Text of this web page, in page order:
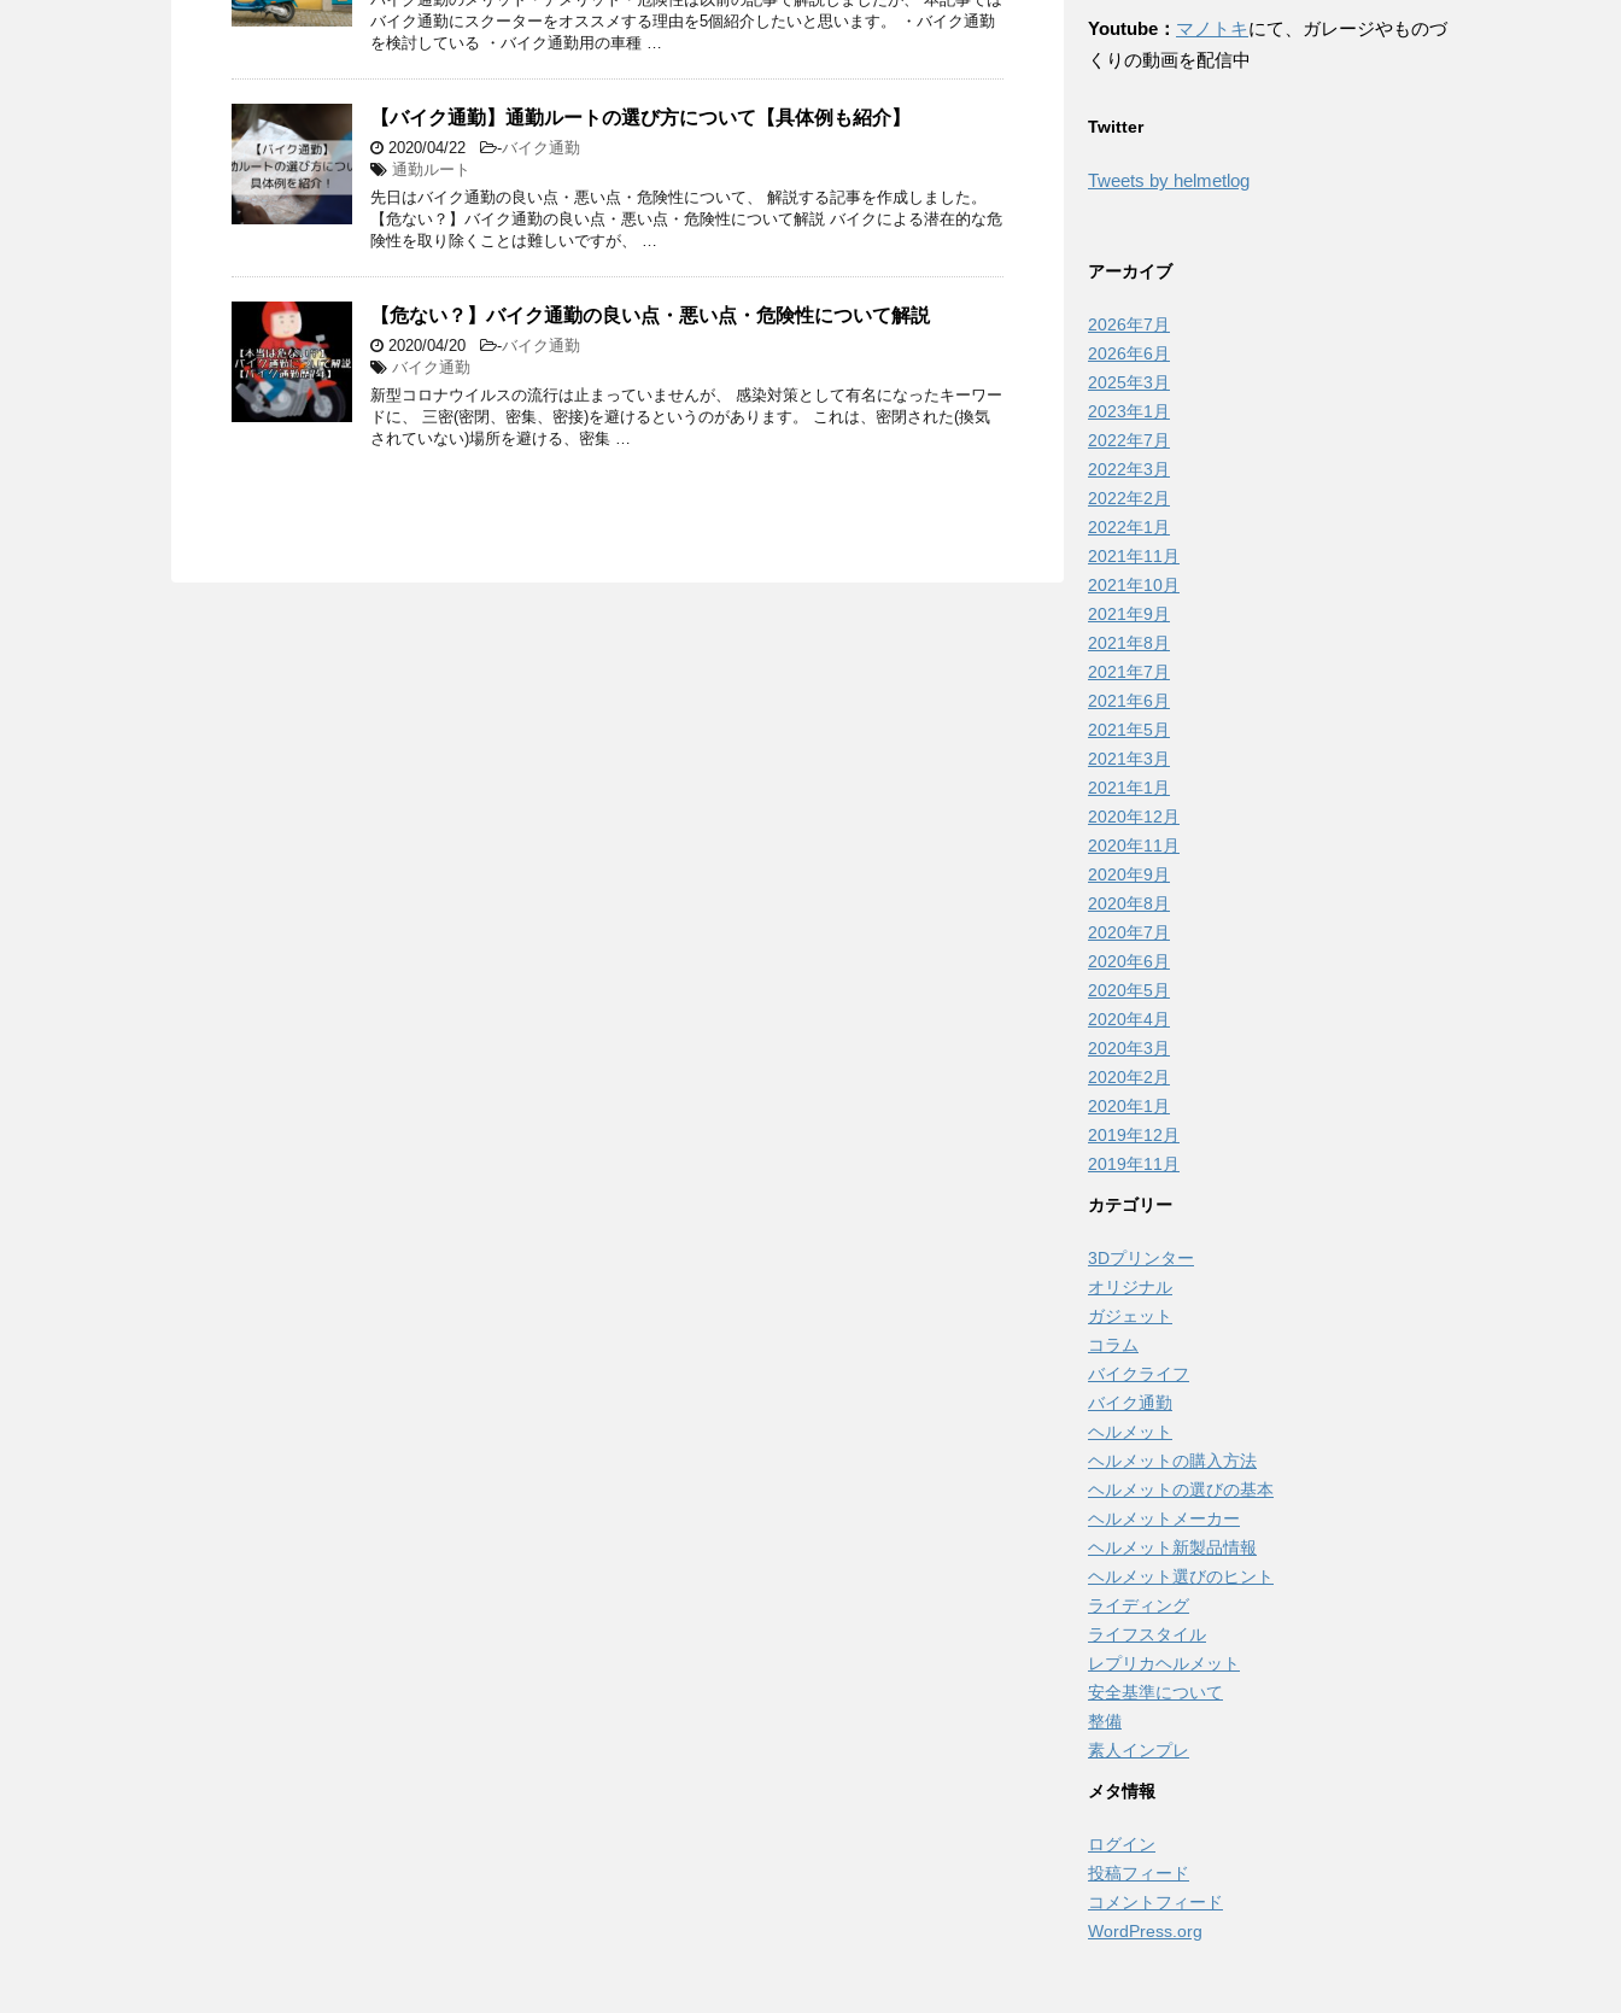
バイク通勤にスクーターをオススメする理由を5個紹介したいと思います。 ・バイク通勤
を検討している ・バイク通勤用の車種 …
【バイク通勤】通勤ルートの選び方について【具体例も紹介】
2020/04/22 -バイク通勤
通勤ルート
先日はバイク通勤の良い点・悪い点・危険性について、 解説する記事を作成しました。
【危ない？】バイク通勤の良い点・悪い点・危険性について解説 バイクによる潜在的な危
険性を取り除くことは難しいですが、 …
【危ない？】バイク通勤の良い点・悪い点・危険性について解説
2020/04/20 -バイク通勤
バイク通勤
新型コロナウイルスの流行は止まっていませんが、 感染対策として有名になったキーワー
ドに、 三密(密閉、密集、密接)を避けるというのがあります。 これは、密閉された(換気
されていない)場所を避ける、密集 …
Youtube： マノトキにて、ガレージやものづ
くりの動画を配信中
Twitter
Tweets by helmetlog
アーカイブ
2026年7月
2026年6月
2025年3月
2023年1月
2022年7月
2022年3月
2022年2月
2022年1月
2021年11月
2021年10月
2021年9月
2021年8月
2021年7月
2021年6月
2021年5月
2021年3月
2021年1月
2020年12月
2020年11月
2020年9月
2020年8月
2020年7月
2020年6月
2020年5月
2020年4月
2020年3月
2020年2月
2020年1月
2019年12月
2019年11月
カテゴリー
3Dプリンター
オリジナル
ガジェット
コラム
バイクライフ
バイク通勤
ヘルメット
ヘルメットの購入方法
ヘルメットの選びの基本
ヘルメットメーカー
ヘルメット新製品情報
ヘルメット選びのヒント
ライディング
ライフスタイル
レプリカヘルメット
安全基準について
整備
素人インプレ
メタ情報
ログイン
投稿フィード
コメントフィード
WordPress.org